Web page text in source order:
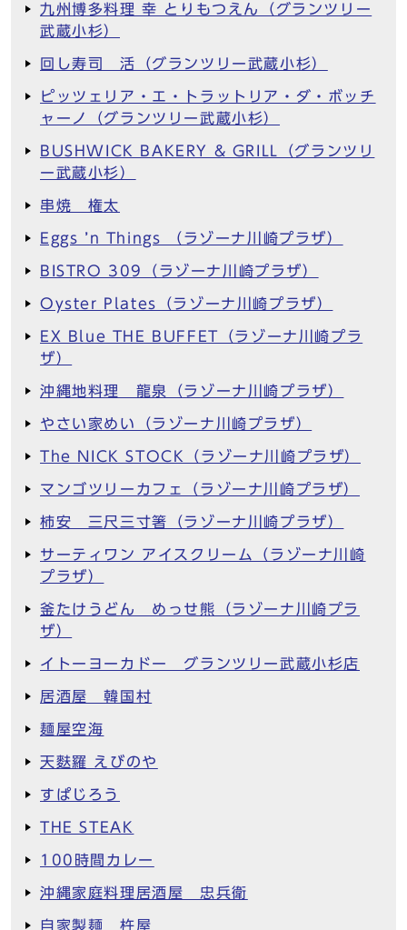
九州博多料理 幸 とりもつえん（グランツリー
武蔵小杉）
回し寿司 活（グランツリー武蔵小杉）
ピッツェリア・エ・トラットリア・ダ・ボッチ
ャーノ（グランツリー武蔵小杉）
BUSHWICK BAKERY & GRILL（グランツリ
ー武蔵小杉）
串焼 権太
Eggs ’n Things （ラゾーナ川崎プラザ）
BISTRO 309（ラゾーナ川崎プラザ）
Oyster Plates（ラゾーナ川崎プラザ）
EX Blue THE BUFFET（ラゾーナ川崎プラ
ザ）
沖縄地料理 龍泉（ラゾーナ川崎プラザ）
やさい家めい（ラゾーナ川崎プラザ）
The NICK STOCK（ラゾーナ川崎プラザ）
マンゴツリーカフェ（ラゾーナ川崎プラザ）
柿安 三尺三寸箸（ラゾーナ川崎プラザ）
サーティワン アイスクリーム（ラゾーナ川崎
プラザ）
釜たけうどん めっせ熊（ラゾーナ川崎プラ
ザ）
イトーヨーカドー グランツリー武蔵小杉店
居酒屋 韓国村
麺屋空海
天麩羅 えびのや
すぱじろう
THE STEAK
100時間カレー
沖縄家庭料理居酒屋 忠兵衛
自家製麺 杵屋